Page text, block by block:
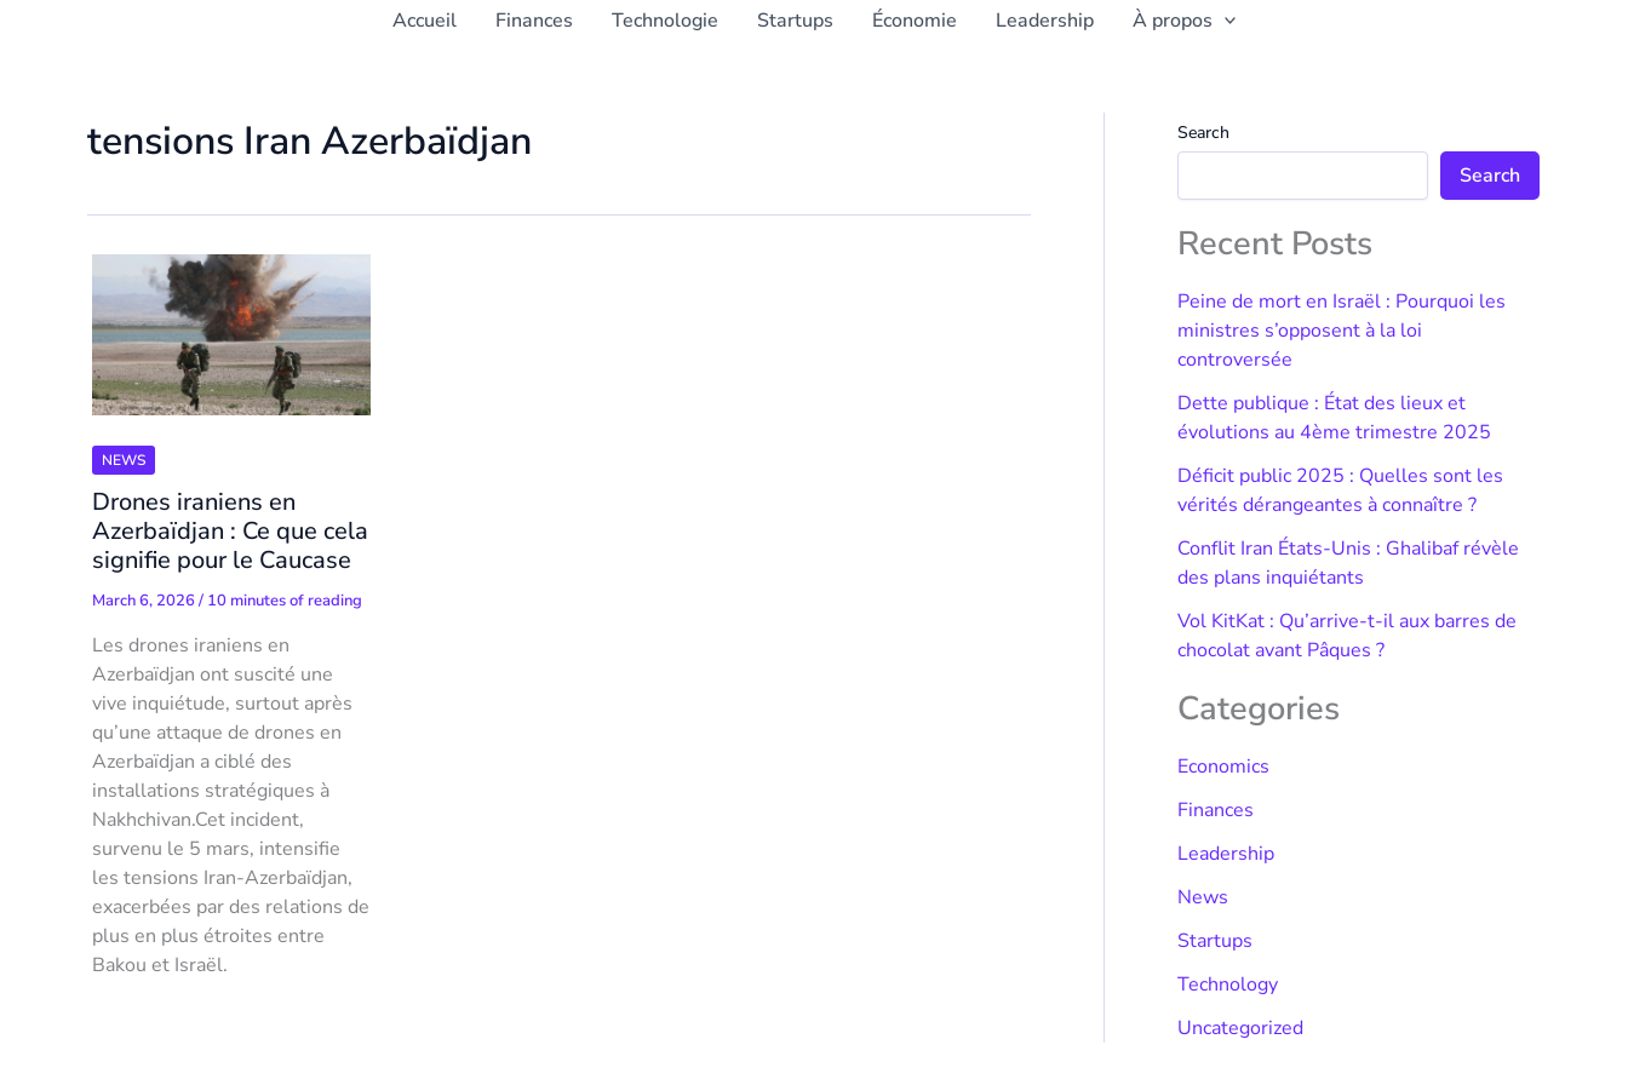
Accueil Finances Technologie Startups Économie Leadership À propos
tensions Iran Azerbaïdjan
NEWS
Drones iraniens en
Azerbaïdjan : Ce que cela
signifie pour le Caucase
March 6, 2026/ 10 minutes of reading
Les drones iraniens en
Azerbaïdjan ont suscité une
vive inquiétude, surtout après
qu’une attaque de drones en
Azerbaïdjan a ciblé des
installations stratégiques à
Nakhchivan.Cet incident,
survenu le 5 mars, intensifie
les tensions Iran-Azerbaïdjan,
exacerbées par des relations de
plus en plus étroites entre
Bakou et Israël.
Search
Search
Recent Posts
Peine de mort en Israël : Pourquoi les
ministres s’opposent à la loi
controversée
Dette publique : État des lieux et
évolutions au 4ème trimestre 2025
Déficit public 2025 : Quelles sont les
vérités dérangeantes à connaître ?
Conflit Iran États-Unis : Ghalibaf révèle
des plans inquiétants
Vol KitKat : Qu’arrive-t-il aux barres de
chocolat avant Pâques ?
Categories
Economics
Finances
Leadership
News
Startups
Technology
Uncategorized